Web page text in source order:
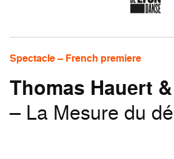
Spectacle – French premiere
Thomas Hauert
– La Mesure du